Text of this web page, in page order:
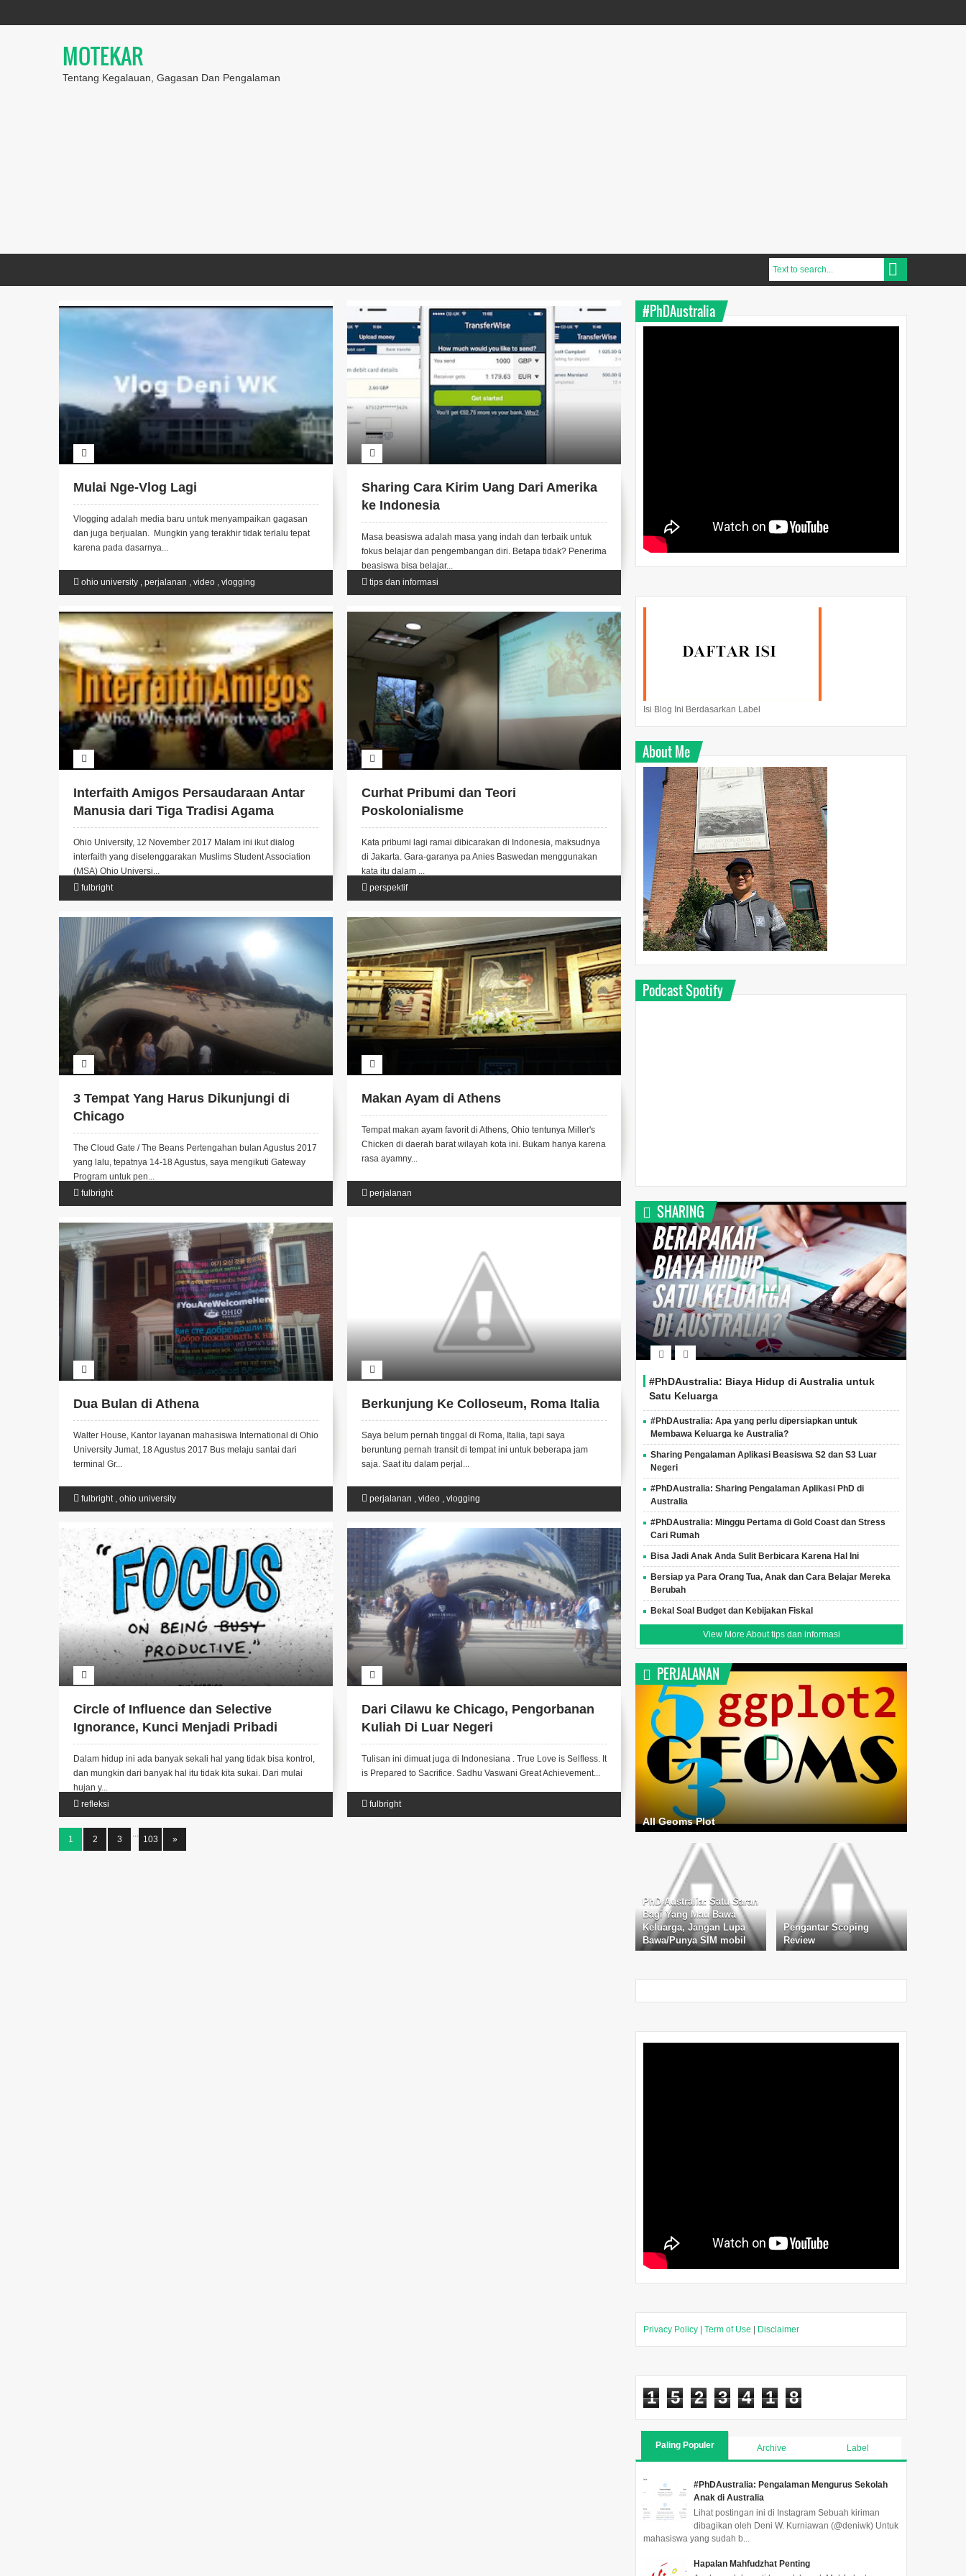
MOTEKAR
Tentang Kegalauan, Gagasan Dan Pengalaman
Mulai Nge-Vlog Lagi
Vlogging adalah media baru untuk menyampaikan gagasan
dan juga berjualan. Mungkin yang terakhir tidak terlalu tepat
karena pada dasarnya...
ohio university , perjalanan , video , vlogging
Sharing Cara Kirim Uang Dari Amerika
ke Indonesia
Masa beasiswa adalah masa yang indah dan terbaik untuk
fokus belajar dan pengembangan diri. Betapa tidak? Penerima
beasiswa bisa belajar...
tips dan informasi
Interfaith Amigos Persaudaraan Antar
Manusia dari Tiga Tradisi Agama
Ohio University, 12 November 2017 Malam ini ikut dialog
interfaith yang diselenggarakan Muslims Student Association
(MSA) Ohio Universi...
fulbright
Curhat Pribumi dan Teori
Poskolonialisme
Kata pribumi lagi ramai dibicarakan di Indonesia, maksudnya
di Jakarta. Gara-garanya pa Anies Baswedan menggunakan
kata itu dalam ...
perspektif
3 Tempat Yang Harus Dikunjungi di
Chicago
The Cloud Gate / The Beans Pertengahan bulan Agustus 2017
yang lalu, tepatnya 14-18 Agustus, saya mengikuti Gateway
Program untuk pen...
fulbright
Makan Ayam di Athens
Tempat makan ayam favorit di Athens, Ohio tentunya Miller's
Chicken di daerah barat wilayah kota ini. Bukam hanya karena
rasa ayamny...
perjalanan
Dua Bulan di Athena
Walter House, Kantor layanan mahasiswa International di Ohio
University Jumat, 18 Agustus 2017 Bus melaju santai dari
terminal Gr...
fulbright, ohio university
Berkunjung Ke Colloseum, Roma Italia
Saya belum pernah tinggal di Roma, Italia, tapi saya
beruntung pernah transit di tempat ini untuk beberapa jam
saja. Saat itu dalam perjal...
perjalanan ,video ,vlogging
Circle of Influence dan Selective
Ignorance, Kunci Menjadi Pribadi
Produktif
Dalam hidup ini ada banyak sekali hal yang tidak bisa kontrol,
dan mungkin dari banyak hal itu tidak kita sukai. Dari mulai
hujan y...
refleksi
Dari Cilawu ke Chicago, Pengorbanan
Kuliah Di Luar Negeri
Tulisan ini dimuat juga di Indonesiana . True Love is Selfless. It
is Prepared to Sacrifice. Sadhu Vaswani Great Achievement...
fulbright
1 2 3
...
103 »
#PhDAustralia
Isi Blog Ini Berdasarkan Label
About Me
Podcast Spotify
SHARING
#PhDAustralia: Biaya Hidup di Australia untuk
Satu Keluarga
#PhDAustralia: Apa yang perlu dipersiapkan untuk
Membawa Keluarga ke Australia?
Sharing Pengalaman Aplikasi Beasiswa S2 dan S3 Luar
Negeri
#PhDAustralia: Sharing Pengalaman Aplikasi PhD di
Australia
#PhDAustralia: Minggu Pertama di Gold Coast dan Stress
Cari Rumah
Bisa Jadi Anak Anda Sulit Berbicara Karena Hal Ini
Bersiap ya Para Orang Tua, Anak dan Cara Belajar Mereka
Berubah
Bekal Soal Budget dan Kebijakan Fiskal
View More About tips dan informasi
PERJALANAN
All Geoms Plot
PhD Australia: Satu Saran
Bagi Yang Mau Bawa
Keluarga, Jangan Lupa
Bawa/Punya SIM mobil
Pengantar Scoping
Review
Privacy Policy |Term of Use Disclaimer
1 5 2 3 4 1 8
Paling Populer Archive Label
#PhDAustralia: Pengalaman Mengurus Sekolah
Anak di Australia
Lihat postingan ini di Instagram Sebuah kiriman
dibagikan oleh Deni W. Kurniawan (@deniwk) Untuk
mahasiswa yang sudah b...
Hapalan Mahfudzhat Penting